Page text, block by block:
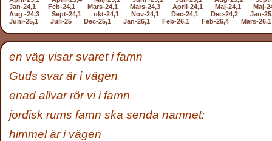
Jan-24,1
Feb-24,1 Mars-24,1 Mars-24,3 April-24,1 Maj-24,1
Maj-
Aug -24,3
Sept-24,1 okt-24,1 Nov-24,1 Dec-24,1 Dec-24,2
Jan-
Juni-25,1
Juli-25 Dec-25,1 Jan-26,1 Feb-26,1 Feb-26,4 Mars-26,1
en väg visar svaret i famn
Guds svar är i vägen
enad allvar rör vi i famn
jordisk rums famn ska senda namnet:
himmel är i vägen